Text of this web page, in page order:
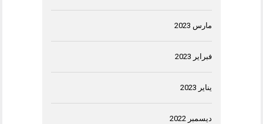
مارس 2023
فبراير 2023
يناير 2023
ديسمبر 2022